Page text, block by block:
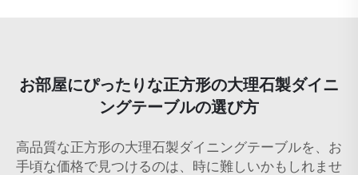
お部屋にぴったりな正方形の大理石製ダイニ
ングテーブルの選び方
高品質な正方形の大理石製ダイニングテーブルを、お
手頃な価格で見つけるのは、時に難しいかもしれませ